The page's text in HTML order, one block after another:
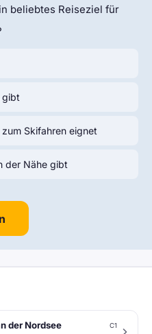
beliebtes Reiseziel für
gibt
Skifahren eignet
der Nähe gibt
der Nordsee C1